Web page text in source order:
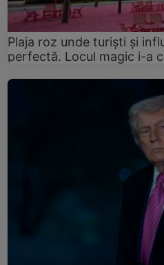
Plaja roz unde turiști și
perfectă. Locul magic i-a